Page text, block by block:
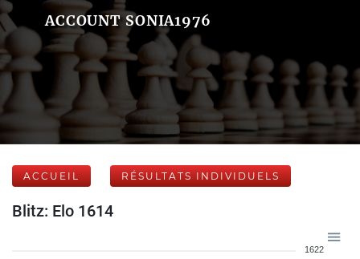
ACCOUNT SONIA1976
ACCUEIL RÉSULTATS INDIVIDUELS
Blitz: Elo 1614
1622